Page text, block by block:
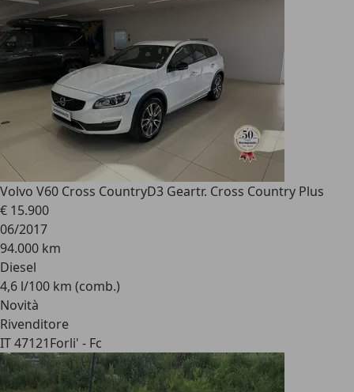
Volvo V60 Cross CountryD3 Geartr. Cross Country Plus
€ 15.900
06/2017
94.000 km
Diesel
4,6 l/100 km (comb.)
Novità
Rivenditore
IT 47121Forli' - Fc